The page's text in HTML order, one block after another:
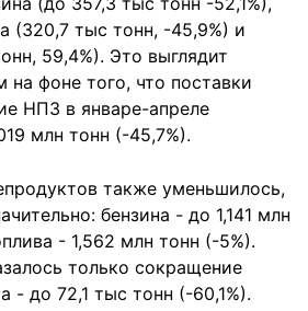
(320,7 тыс тонн, -45,9%) и
59,4%). Это выглядит
на фоне того, что поставки
НПЗ в январе-апреле
млн тонн (-45,7%).
также уменьшилось,
бензина - до 1,141 млн
- 1,562 млн тонн (-5%).
только сокращение
- до 72,1 тыс тонн (-60,1%).